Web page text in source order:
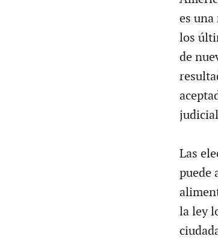
es
los
de
Las
puede
la ley